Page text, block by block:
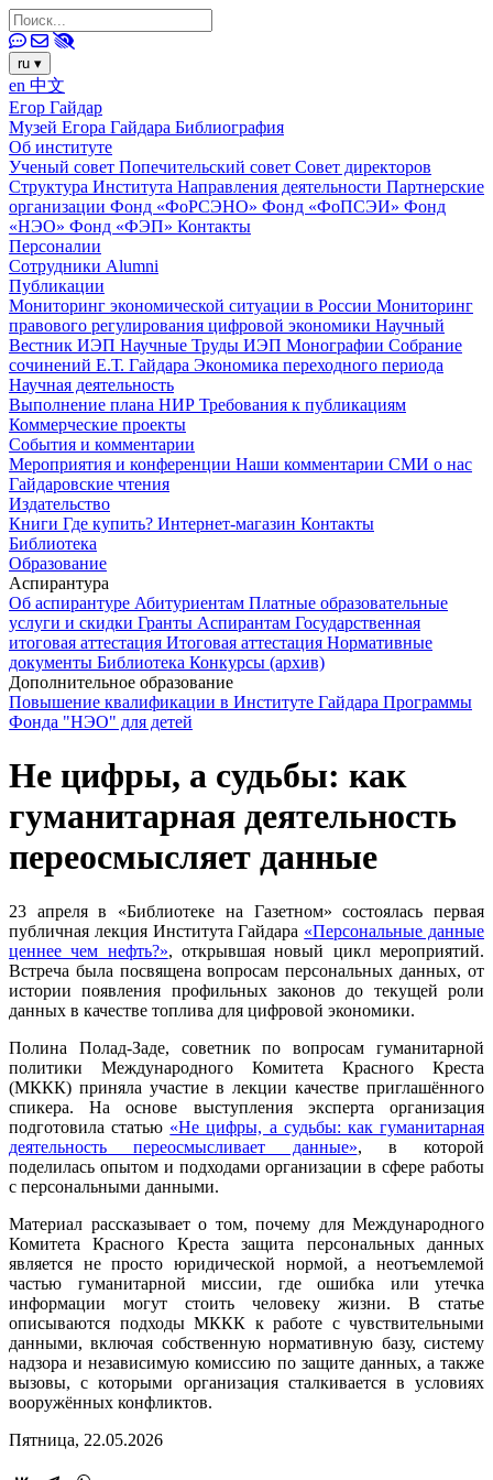
ru ▾
en 中文
Егор Гайдар
Музей Егора Гайдара Библиография
Об институте
Ученый совет Попечительский совет Совет директоров
Структура Института Направления деятельности Партнерские
организации Фонд «ФоРСЭНО» Фонд «ФоПСЭИ» Фонд
«НЭО» Фонд «ФЭП» Контакты
Персоналии
Сотрудники Alumni
Публикации
Мониторинг экономической ситуации в России Мониторинг
правового регулирования цифровой экономики Научный
Вестник ИЭП Научные Труды ИЭП Монографии Собрание
сочинений Е.Т. Гайдара Экономика переходного периода
Научная деятельность
Выполнение плана НИР Требования к публикациям
Коммерческие проекты
События и комментарии
Мероприятия и конференции Наши комментарии СМИ о нас
Гайдаровские чтения
Издательство
Книги Где купить? Интернет-магазин Контакты
Библиотека
Образование
Аспирантура
Об аспирантуре Абитуриентам Платные образовательные
услуги и скидки Гранты Аспирантам Государственная
итоговая аттестация Итоговая аттестация Нормативные
документы Библиотека Конкурсы (архив)
Дополнительное образование
Повышение квалификации в Институте Гайдара Программы
Фонда "НЭО" для детей
Не цифры, а судьбы: как
гуманитарная деятельность
переосмысляет данные
23 апреля в «Библиотеке на Газетном» состоялась первая
публичная лекция Института Гайдара «Персональные данные
ценнее чем нефть?», открывшая новый цикл мероприятий.
Встреча была посвящена вопросам персональных данных, от
истории появления профильных законов до текущей роли
данных в качестве топлива для цифровой экономики.
Полина Полад-Заде, советник по вопросам гуманитарной
политики Международного Комитета Красного Креста
(МККК) приняла участие в лекции качестве приглашённого
спикера. На основе выступления эксперта организация
подготовила статью «Не цифры, а судьбы: как гуманитарная
деятельность переосмысливает данные», в которой
поделилась опытом и подходами организации в сфере работы
с персональными данными.
Материал рассказывает о том, почему для Международного
Комитета Красного Креста защита персональных данных
является не просто юридической нормой, а неотъемлемой
частью гуманитарной миссии, где ошибка или утечка
информации могут стоить человеку жизни. В статье
описываются подходы МККК к работе с чувствительными
данными, включая собственную нормативную базу, систему
надзора и независимую комиссию по защите данных, а также
вызовы, с которыми организация сталкивается в условиях
вооружённых конфликтов.
Пятница, 22.05.2026